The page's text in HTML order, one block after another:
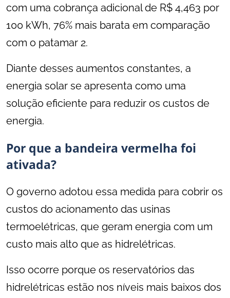
com uma cobrança adicional de R$ 4,463 por
100 kWh, 76% mais barata em comparação
com o patamar 2.
Diante desses aumentos constantes, a
energia solar se apresenta como uma
solução eficiente para reduzir os custos de
energia.
Por que a bandeira vermelha foi
ativada?
O governo adotou essa medida para cobrir os
custos do acionamento das usinas
termoelétricas, que geram energia com um
custo mais alto que as hidrelétricas.
Isso ocorre porque os reservatórios das
hidrelétricas estão nos níveis mais baixos dos